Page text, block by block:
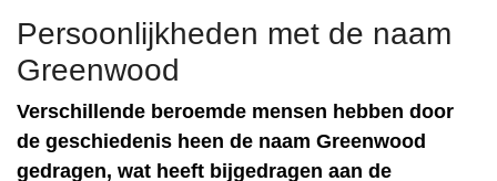
Persoonlijkheden met de naam
Greenwood
Verschillende beroemde mensen hebben door
de geschiedenis heen de naam Greenwood
gedragen, wat heeft bijgedragen aan de